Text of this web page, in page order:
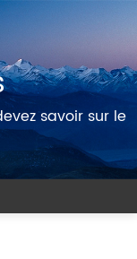
savoir sur le